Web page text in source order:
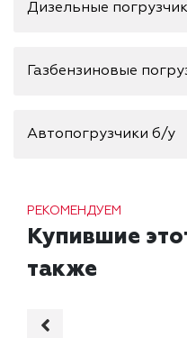
Дизельные
Газбензиновые
Автопогрузчики б/у
РЕКОМЕНДУЕМ
Купившие
также